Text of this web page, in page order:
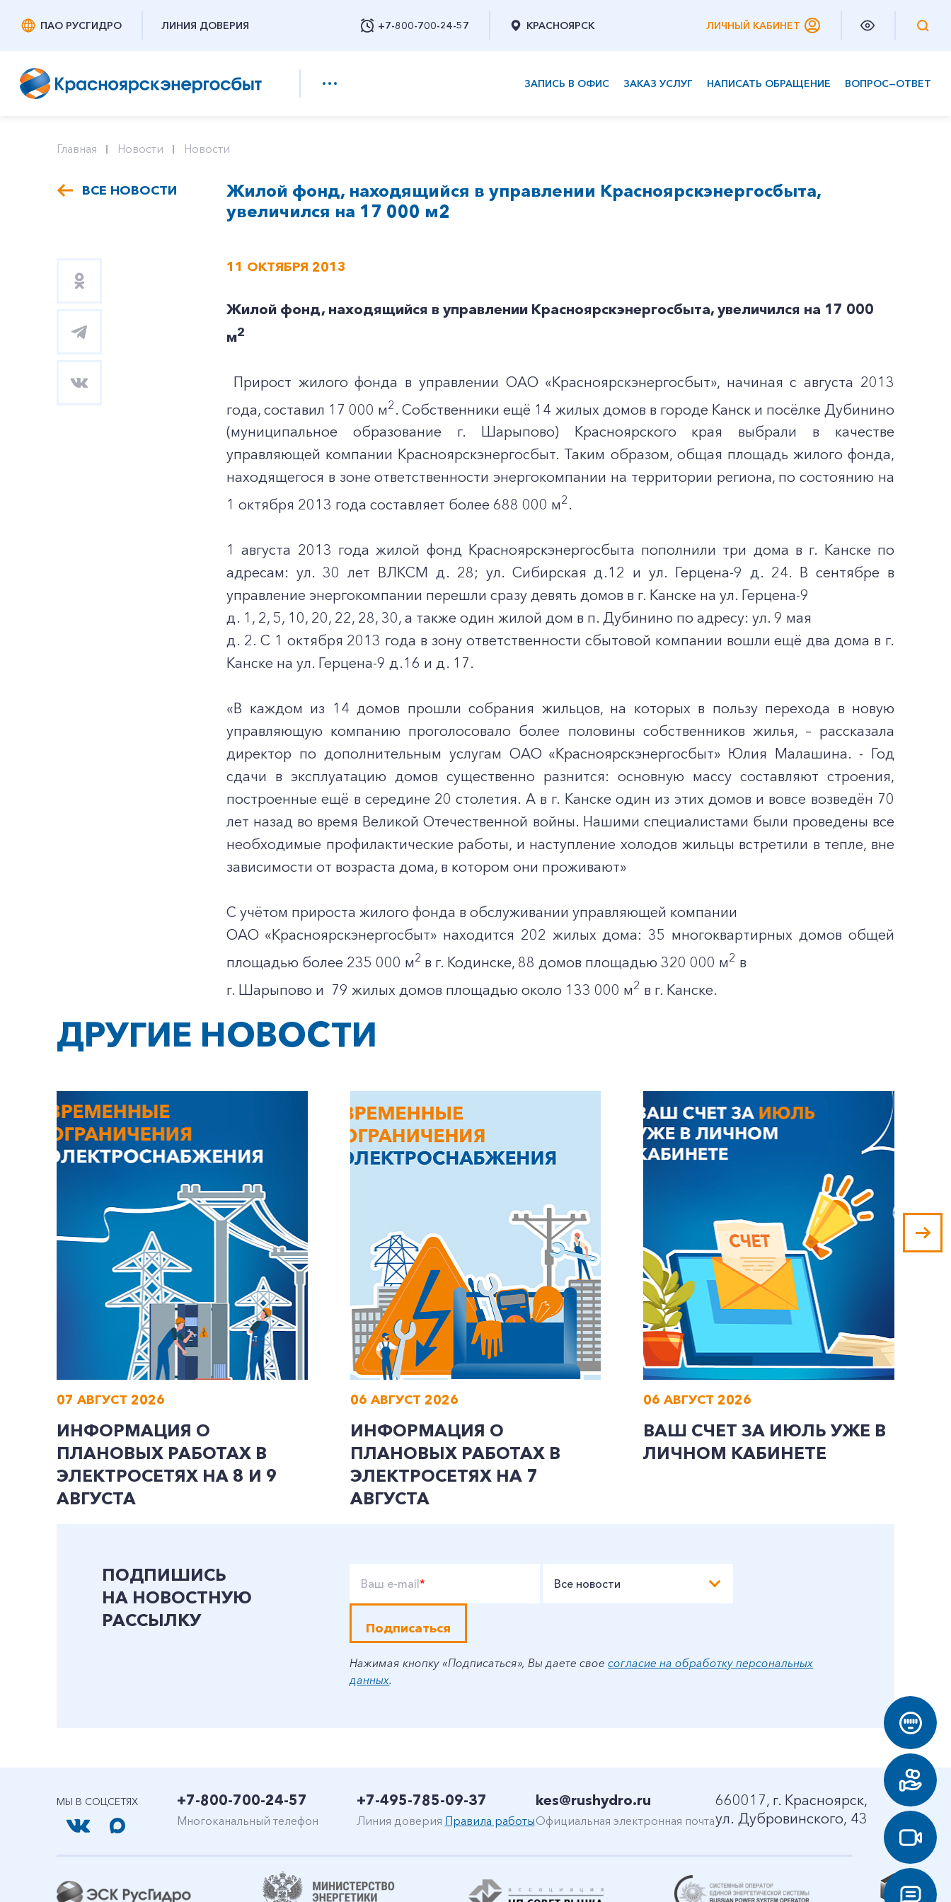
ПАО РУСГИДРО ЛИНИЯ ДОВЕРИЯ +7-800-700-24-57
Заказать обратный звонок
КРАСНОЯРСК ЛИЧНЫЙ КАБИНЕТ
ЗАПИСЬ В ОФИС ЗАКАЗ УСЛУГ НАПИСАТЬ ОБРАЩЕНИЕ ВОПРОС—ОТВЕТ
+7-800-700-24-57
Заказать обратный звонок
Частным клиентам
Главная Новости Новости
ВСЕ НОВОСТИ
Жилой фонд, находящийся в управлении Красноярскэнергосбыта,
увеличился на 17 000 м2
11 ОКТЯБРЯ 2013
Жилой фонд, находящийся в управлении Красноярскэнергосбыта, увеличился на 17 000
м2
Прирост жилого фонда в управлении ОАО «Красноярскэнергосбыт», начиная с августа 2013
года, составил 17 000 м2 . Собственники ещё 14 жилых домов в городе Канск и посёлке Дубинино
(муниципальное образование г. Шарыпово) Красноярского края выбрали в качестве
управляющей компании Красноярскэнергосбыт. Таким образом, общая площадь жилого фонда,
находящегося в зоне ответственности энергокомпании на территории региона, по состоянию на
1 октября 2013 года составляет более 688 000 м2 .
1 августа 2013 года жилой фонд Красноярскэнергосбыта пополнили три дома в г. Канске по
адресам: ул. 30 лет ВЛКСМ д. 28; ул. Сибирская д.12 и ул. Герцена-9 д. 24. В сентябре в
управление энергокомпании перешли сразу девять домов в г. Канске на ул. Герцена-9
д. 1, 2, 5, 10, 20, 22, 28, 30, а также один жилой дом в п. Дубинино по адресу: ул. 9 мая
д. 2. С 1 октября 2013 года в зону ответственности сбытовой компании вошли ещё два дома в г.
Канске на ул. Герцена-9 д.16 и д. 17.
«В каждом из 14 домов прошли собрания жильцов, на которых в пользу перехода в новую
управляющую компанию проголосовало более половины собственников жилья, – рассказала
директор по дополнительным услугам ОАО «Красноярскэнергосбыт» Юлия Малашина. - Год
сдачи в эксплуатацию домов существенно разнится: основную массу составляют строения,
построенные ещё в середине 20 столетия. А в г. Канске один из этих домов и вовсе возведён 70
лет назад во время Великой Отечественной войны. Нашими специалистами были проведены все
необходимые профилактические работы, и наступление холодов жильцы встретили в тепле, вне
зависимости от возраста дома, в котором они проживают»
С учётом прироста жилого фонда в обслуживании управляющей компании
ОАО «Красноярскэнергосбыт» находится 202 жилых дома: 35 многоквартирных домов общей
площадью более 235 000 м2 в г. Кодинске, 88 домов площадью 320 000 м2 в
г. Шарыпово и 79 жилых домов площадью около 133 000 м2 в г. Канске.
ДРУГИЕ НОВОСТИ
07 АВГУСТ 2026
ИНФОРМАЦИЯ О
ПЛАНОВЫХ РАБОТАХ В
ЭЛЕКТРОСЕТЯХ НА 8 И 9
АВГУСТА
06 АВГУСТ 2026
ИНФОРМАЦИЯ О
ПЛАНОВЫХ РАБОТАХ В
ЭЛЕКТРОСЕТЯХ НА 7
АВГУСТА
06 АВГУСТ 2026
ВАШ СЧЕТ ЗА ИЮЛЬ УЖЕ В
ЛИЧНОМ КАБИНЕТЕ
ПОДПИШИСЬ
НА НОВОСТНУЮ
РАССЫЛКУ
Ваш e-mail* Все новости
Подписаться
Нажимая кнопку «Подписаться», Вы даете своесогласие на обработку персональных
данных.
МЫ В СОЦСЕТЯХ +7-800-700-24-57
Многоканальный телефон
+7-495-785-09-37
Линия доверия Правила работы
kes@rushydro.ru
Официальная электронная почта
660017, г. Красноярск,
ул. Дубровинского, 43